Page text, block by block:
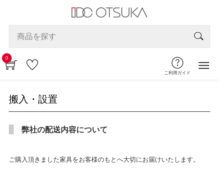
0
ご利用ガイド
搬入・設置
弊社の配送内容について
ご購入頂きました家具をお客様のもとへ大切にお届けいたします。